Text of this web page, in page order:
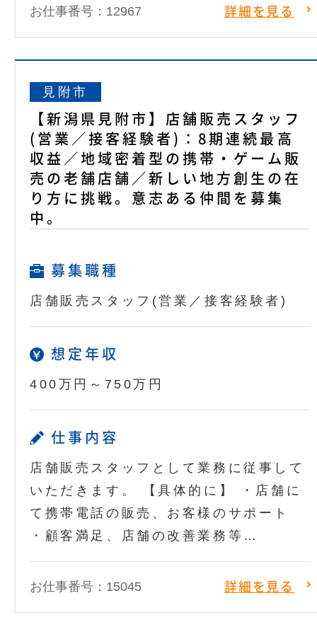
お仕事番号：12967 詳細を見る
見附市
【新潟県見附市】店舗販売スタッフ
(営業／接客経験者)：8期連続最高
収益／地域密着型の携帯・ゲーム販
売の老舗店舗／新しい地方創生の在
り方に挑戦。意志ある仲間を募集
中。
募集職種
店舗販売スタッフ(営業／接客経験者)
想定年収
400万円～750万円
仕事内容
店舗販売スタッフとして業務に従事して
いただきます。 【具体的に】 ・店舗に
て携帯電話の販売、お客様のサポート
・顧客満足、店舗の改善業務等…
お仕事番号：15045 詳細を見る